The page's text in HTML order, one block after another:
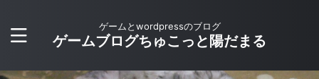
ゲームとwordpressのブログ
ゲームブログちゅこっと陽だまる